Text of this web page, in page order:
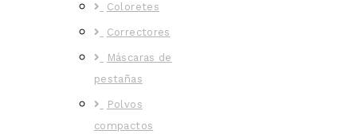
Coloretes
Correctores
Máscaras de
pestañas
Polvos
compactos